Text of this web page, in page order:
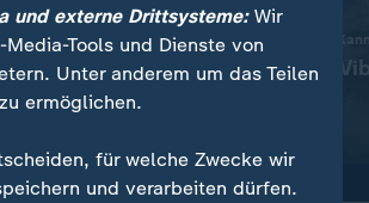
Kanne:
Wenn
Gesellschaft | Volle
Gefahr durch
und externe Drittsysteme:Wir
Tools und Dienste von
Unter anderem um das Teilen
ermöglichen.
für welche Zwecke wir
und verarbeiten dürfen.